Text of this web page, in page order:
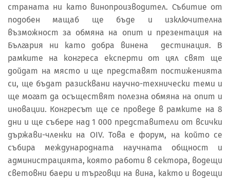
страната ни като винопроизводител. Събитие от
подобен мащаб ще бъде и изключителна
възможност за обмяна на опит и презентация на
България ни като добра винена дестинация. В
рамките на конгреса експерти от цял свят ще
дойдат на място и ще представят постиженията
си, ще бъдат разисквани научно-технически теми и
ще могат да осъществят полезна обмяна на опит и
иновации. Конгресът ще се проведе в рамките на 8
дни и ще събере над 1 000 представители от всички
държави-членки на OIV. Това е форум, на който се
събира международната научната общност и
администрацията, която работи в сектора, водещи
световни баери и търговци на вина, както и водещи